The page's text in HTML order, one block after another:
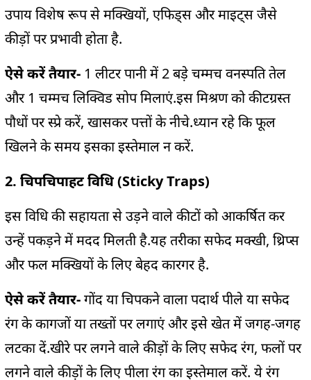
उपाय विशेष रूप से मक्खियों, एफिड्स और माइट्स जैसे
कीड़ों पर प्रभावी होता है.
ऐसे करें तैयार- 1 लीटर पानी में 2 बड़े चम्मच वनस्पति तेल
और 1 चम्मच लिक्विड सोप मिलाएं.इस मिश्रण को कीटग्रस्त
पौधों पर स्प्रे करें, खासकर पत्तों के नीचे.ध्यान रहे कि फूल
खिलने के समय इसका इस्तेमाल न करें.
2. चिपचिपाहट विधि (Sticky Traps)
इस विधि की सहायता से उड़ने वाले कीटों को आकर्षित कर
उन्हें पकड़ने में मदद मिलती है.यह तरीका सफेद मक्खी, थ्रिप्स
और फल मक्खियों के लिए बेहद कारगर है.
ऐसे करें तैयार-गोंद या चिपकने वाला पदार्थ पीले या सफेद
रंग के कागजों या तख्तों पर लगाएं और इसे खेत में जगह-जगह
लटका दें.खीरे पर लगने वाले कीड़ों के लिए सफेद रंग, फलों पर
लगने वाले कीड़ों के लिए पीला रंग का इस्तेमाल करें. ये रंग